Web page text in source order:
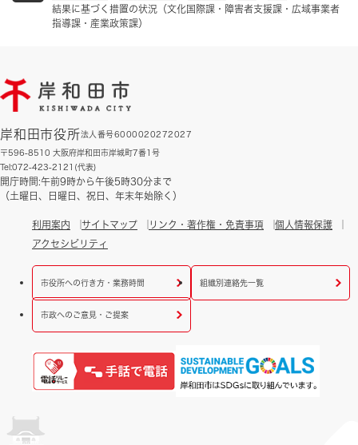
結果に基づく措置の状況（文化国際課・障害者支援課・広域事業者
指導課・産業政策課）
岸和田市役所法人番号6000020272027
〒596-8510 大阪府岸和田市岸城町7番1号
Tel:072-423-2121(代表)
開庁時間:午前9時から午後5時30分まで
（土曜日、日曜日、祝日、年末年始除く）
利用案内 サイトマップ リンク・著作権・免責事項
個人情報保護
アクセシビリティ
市役所への行き方・業務時間 組織別連絡先一覧
市政へのご意見・ご提案